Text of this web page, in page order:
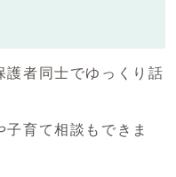
護者同士でゆっくり話
育て相談もできま